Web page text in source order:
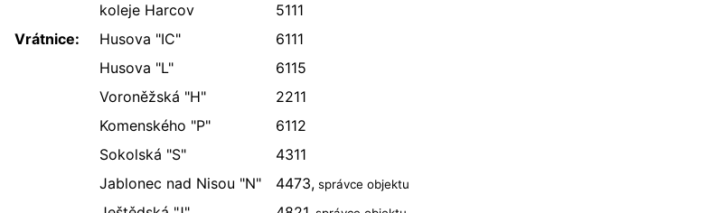
koleje Harcov
5111
Vrátnice:
Husova "IC"
6111
Husova "L"
6115
Voroněžská "H"
2211
Komenského "P"
6112
Sokolská "S"
4311
Jablonec nad Nisou "N"
4473, správce objektu